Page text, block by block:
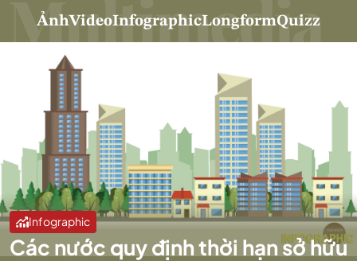
ẢnhVideoInfographicLongformQuizz
Infographic
Các nước quy định thời hạn sở hữu